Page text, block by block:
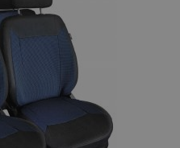
de
Deseos